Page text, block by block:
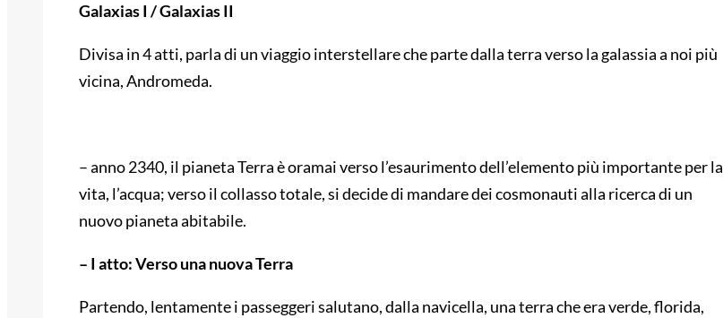
Galaxias I / Galaxias II
Divisa in 4 atti, parla di un viaggio interstellare che parte dalla terra verso la galassia a noi più
vicina, Andromeda.
– anno 2340, il pianeta Terra è oramai verso l’esaurimento dell’elemento più importante per la
vita, l’acqua; verso il collasso totale, si decide di mandare dei cosmonauti alla ricerca di un
nuovo pianeta abitabile.
– I atto: Verso una nuova Terra
Partendo, lentamente i passeggeri salutano, dalla navicella, una terra che era verde, florida,